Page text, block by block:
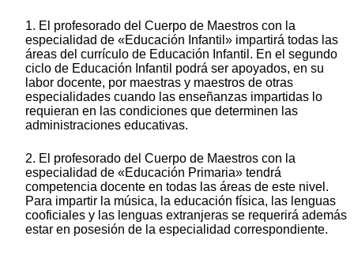
1. El profesorado del Cuerpo de Maestros con la
especialidad de «Educación Infantil» impartirá todas las
áreas del currículo de Educación Infantil. En el segundo
ciclo de Educación Infantil podrá ser apoyados, en su
labor docente, por maestras y maestros de otras
especialidades cuando las enseñanzas impartidas lo
requieran en las condiciones que determinen las
administraciones educativas.
2. El profesorado del Cuerpo de Maestros con la
especialidad de «Educación Primaria» tendrá
competencia docente en todas las áreas de este nivel.
Para impartir la música, la educación física, las lenguas
cooficiales y las lenguas extranjeras se requerirá además
estar en posesión de la especialidad correspondiente.